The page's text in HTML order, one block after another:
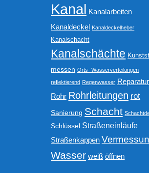
Kanal Kanalarbeiten
Kanaldeckel Kanaldeckelheber
Kanalschacht
Kanalschächte
messen Orts- Wasserverteilungen
reflektierend Regenwasser Reparatur
Rohr Rohrleitungen rot
Sanierung Schacht
Schlüssel Straßeneinläufe
Straßenkappen
Wasser weiß öffnen